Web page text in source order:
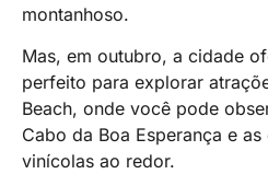
montanhoso.
Mas, em outubro, a cidade
perfeito para explorar
Beach, onde você pode
Cabo da Boa Esperança e
vinícolas ao redor.